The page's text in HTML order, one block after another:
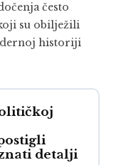
često
su obilježili
historiji
detalji